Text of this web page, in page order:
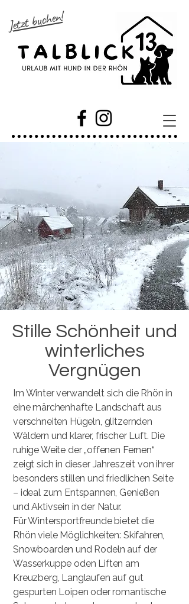
Jetzt buchen!
Stille Schönheit und
winterliches
Vergnügen
Im Winter verwandelt sich die Rhön in
eine märchenhafte Landschaft aus
verschneiten Hügeln, glitzernden
Wäldern und klarer, frischer Luft. Die
ruhige Weite der „offenen Fernen“
zeigt sich in dieser Jahreszeit von ihrer
besonders stillen und friedlichen Seite
– ideal zum Entspannen, Genießen
und Aktivsein in der Natur.
Für Wintersportfreunde bietet die
Rhön viele Möglichkeiten: Skifahren,
Snowboarden und Rodeln auf der
Wasserkuppe oden Liften am
Kreuzberg, Langlaufen auf gut
gespurten Loipen oder romantische